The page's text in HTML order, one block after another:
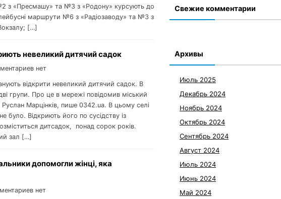
з «Пресмашу» та №3 з «Родону» курсують до
маршрути №6 з «Радіозаводу» та №3 з
[…]
невеликий дитячий садок
нет
відкрити невеликий дитячий садок. В
групи. Про це в мережі повідомив міський
Руслан Марцінків, пише 0342.ua. В цьому селі
було. Відкриють його по сусідству із
дитсадок, понад сорок років.
зал […]
допомогли жінці, яка
нет
Свежие комментарии
Архивы
Июль 2025
Декабрь 2024
Ноябрь 2024
Октябрь 2024
Сентябрь 2024
Август 2024
Июль 2024
Июнь 2024
Май 2024